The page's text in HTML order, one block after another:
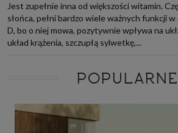
Jest zupełnie inna od większości witamin.
słońca, pełni bardzo wiele ważnych funkcji
D, bo o niej mowa, pozytywnie wpływa na
układ krążenia, szczupłą sylwetkę,...
POPULARNE